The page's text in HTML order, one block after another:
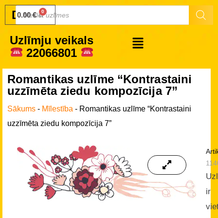
Druku.lv
0.00€
Uzlīmju veikals
22066801
Romantikas uzlīme “Kontrastaini
uzzīmēta ziedu kompozīcija 7”
Sākums - Mīlestība - Romantikas uzlīme “Kontrastaini
uzzīmēta ziedu kompozīcija 7”
ir